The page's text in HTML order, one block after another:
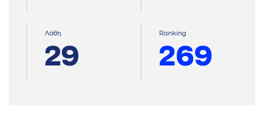
Λάθη
29
Ranking
269